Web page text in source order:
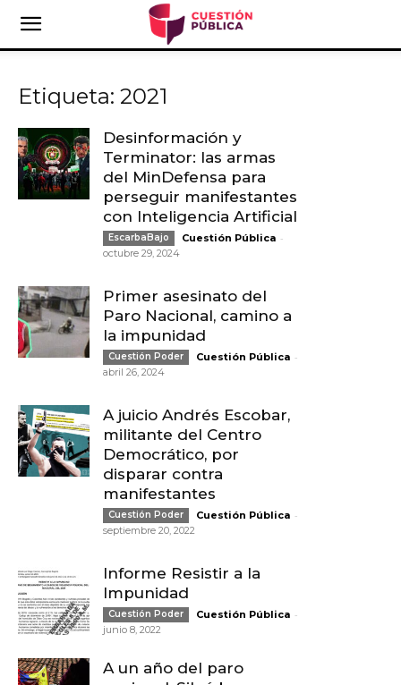
Etiqueta: 2021
Desinformación y
Terminator: las armas
del MinDefensa para
perseguir manifestantes
con Inteligencia Artificial
EscarbaBajo Cuestión Pública -
octubre 29, 2024
Primer asesinato del
Paro Nacional, camino a
la impunidad
Cuestión Poder Cuestión Pública -
abril 26, 2024
A juicio Andrés Escobar,
militante del Centro
Democrático, por
disparar contra
manifestantes
Cuestión Poder Cuestión Pública -
septiembre 20, 2022
Informe Resistir a la
Impunidad
Cuestión Poder Cuestión Pública -
junio 8, 2022
A un año del paro